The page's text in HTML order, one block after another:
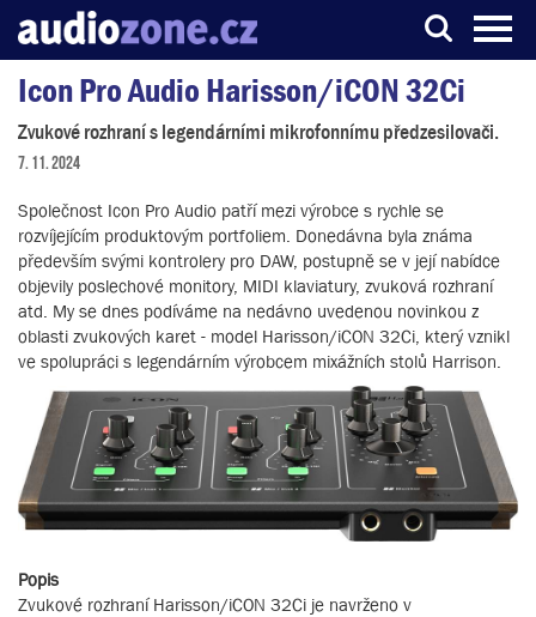
Server o digitálním zpracování zvuku
Icon Pro Audio Harisson/iCON 32Ci
Zvukové rozhraní s legendárními mikrofonnímu předzesilovači.
7. 11. 2024
Společnost Icon Pro Audio patří mezi výrobce s rychle se
rozvíjejícím produktovým portfoliem. Donedávna byla známa
především svými kontrolery pro DAW, postupně se v její nabídce
objevily poslechové monitory, MIDI klaviatury, zvuková rozhraní
atd. My se dnes podíváme na nedávno uvedenou novinkou z
oblasti zvukových karet - model Harisson/iCON 32Ci, který vznikl
ve spolupráci s legendárním výrobcem mixážních stolů Harrison.
Popis
Zvukové rozhraní Harisson/iCON 32Ci je navrženo v